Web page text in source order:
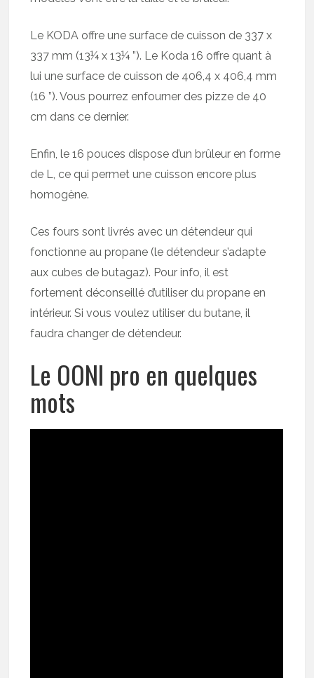
Le KODA offre une surface de cuisson de 337 x
337 mm (13¼ x 13¼ ”). Le Koda 16 offre quant à
lui une surface de cuisson de 406,4 x 406,4 mm
(16 ”). Vous pourrez enfourner des pizze de 40
cm dans ce dernier.
Enfin, le 16 pouces dispose d’un brûleur en forme
de L, ce qui permet une cuisson encore plus
homogène.
Ces fours sont livrés avec un détendeur qui
fonctionne au propane (le détendeur s’adapte
aux cubes de butagaz). Pour info, il est
fortement déconseillé d’utiliser du propane en
intérieur. Si vous voulez utiliser du butane, il
faudra changer de détendeur.
Le OONI pro en quelques
mots